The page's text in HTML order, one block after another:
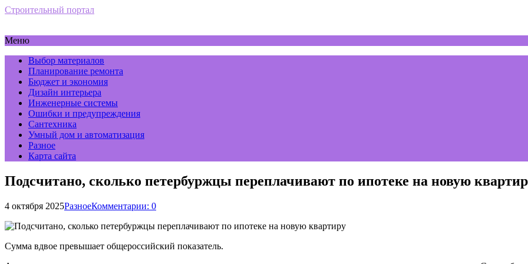
Строительный портал
Меню
Выбор материалов
Планирование ремонта
Бюджет и экономия
Дизайн интерьера
Инженерные системы
Ошибки и предупреждения
Сантехника
Умный дом и автоматизация
Разное
Карта сайта
Подсчитано, сколько петербуржцы переплачивают по ипотеке на новую
4 октября 2025РазноеКомментарии: 0
Сумма вдвое превышает общероссийский показатель.